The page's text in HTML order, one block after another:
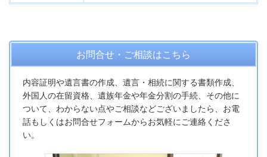
お問合せ・ご相談はこちら
内容証明や遺言書の作成、遺言・相続に関する書類作成、
外国人の在留資格、遺族年金や年金分割の手続、その他に
ついて、わからない点やご相談などございましたら、お電
話もしくはお問合せフォームからお気軽にご連絡くださ
い。